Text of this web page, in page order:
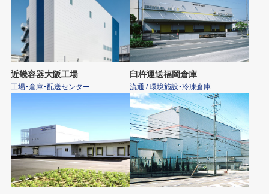
近畿容器大阪工場
工場・倉庫・配送センター
臼杵運送福岡倉庫
流通 / 環境施設・冷凍倉庫